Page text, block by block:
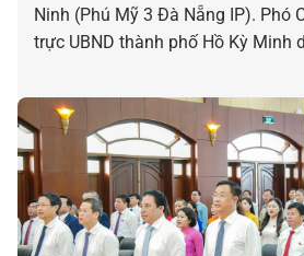
Ninh (Phú Mỹ 3 Đà Nẵng IP). Phó
trực UBND thành phố Hồ Kỳ Minh